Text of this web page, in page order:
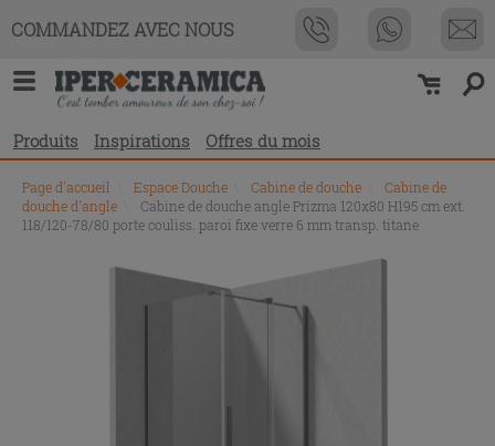
COMMANDEZ AVEC NOUS
Produits Inspirations Offres du mois
Page d'accueil Espace Douche Cabine de douche
Cabine de
douche d'angle
Cabine de douche angle Prizma 120x80 H195 cm ext.
118/120-78/80 porte couliss. paroi fixe verre 6 mm transp. titane